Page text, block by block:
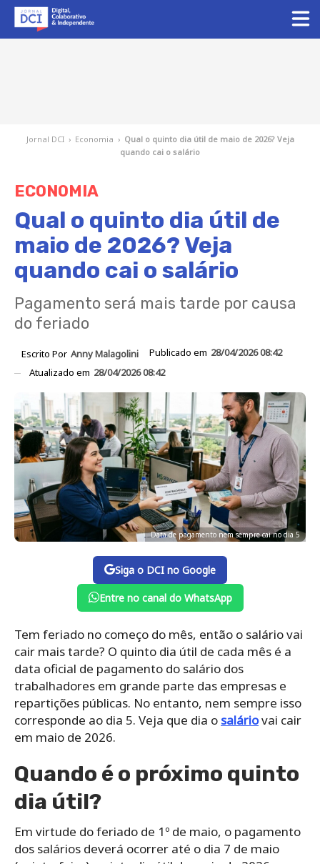
Jornal DCI › Economia › Qual o quinto dia útil de maio de 2026? Veja
quando cai o salário
ECONOMIA
Qual o quinto dia útil de
maio de 2026? Veja
quando cai o salário
Pagamento será mais tarde por causa
do feriado
Escrito Por Anny Malagolini Publicado em 28/04/2026 08:42
Atualizado em 28/04/2026 08:42
Data de pagamento nem sempre cai no dia 5
Siga o DCI no Google
Entre no canal do WhatsApp
Tem feriado no começo do mês, então o salário vai
cair mais tarde? O quinto dia útil de cada mês é a
data oficial de pagamento do salário dos
trabalhadores em grande parte das empresas e
repartições públicas. No entanto, nem sempre isso
corresponde ao dia 5. Veja que dia o saláriovai cair
em maio de 2026.
Quando é o próximo quinto
dia útil?
Em virtude do feriado de 1º de maio, o pagamento
dos salários deverá ocorrer até o dia 7 de maio